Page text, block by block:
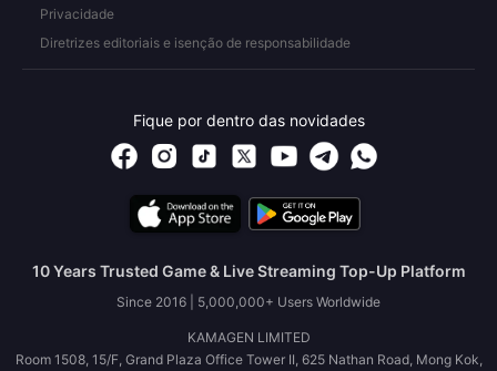
Privacidade
Diretrizes editoriais e isenção de responsabilidade
Fique por dentro das novidades
10 Years Trusted Game & Live Streaming Top-Up Platform
Since 2016 | 5,000,000+ Users Worldwide
KAMAGEN LIMITED
Room 1508, 15/F, Grand Plaza Office Tower II, 625 Nathan Road, Mong Kok,